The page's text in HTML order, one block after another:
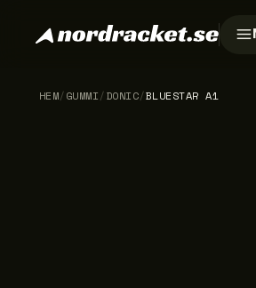
HEM/GUMMI/DONIC/BLUESTAR A1